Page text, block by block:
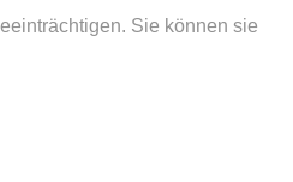
Sie können sie